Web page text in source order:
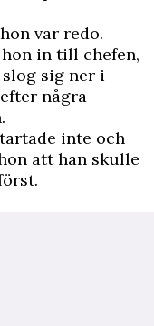
var redo.
in till chefen,
sig ner i
några
inte och
att han skulle